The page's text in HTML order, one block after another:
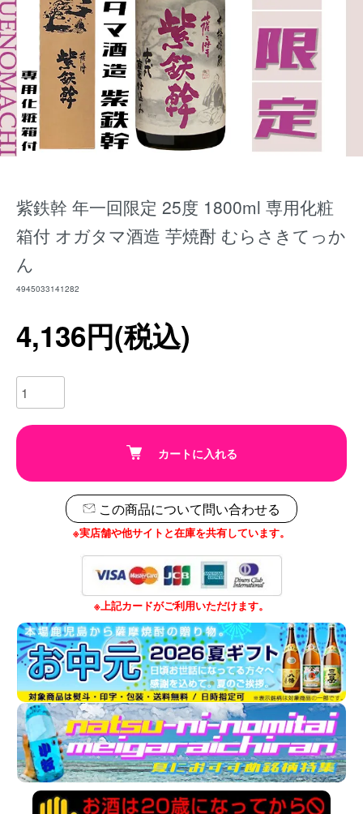
紫鉄幹 年一回限定 25度 1800ml 専用化粧
箱付 オガタマ酒造 芋焼酎 むらさきてっか
ん
4945033141282
4,136円(税込)
カートに入れる
この商品について問い合わせる
※実店舗や他サイトと在庫を共有しています。
※上記カードがご利用いただけます。